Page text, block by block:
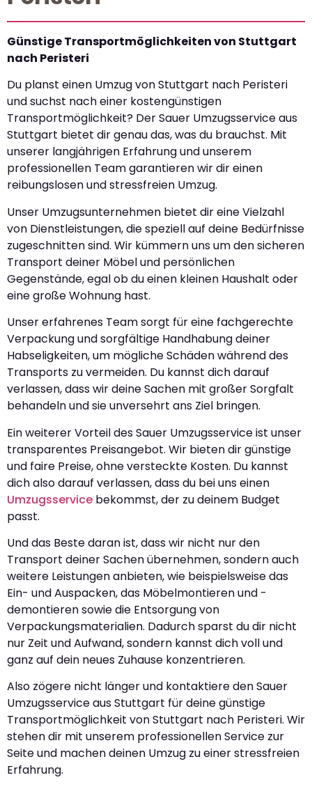
Günstige Transportmöglichkeiten von Stuttgart
nach Peristeri
Du planst einen Umzug von Stuttgart nach Peristeri
und suchst nach einer kostengünstigen
Transportmöglichkeit? Der Sauer Umzugsservice aus
Stuttgart bietet dir genau das, was du brauchst. Mit
unserer langjährigen Erfahrung und unserem
professionellen Team garantieren wir dir einen
reibungslosen und stressfreien Umzug.
Unser Umzugsunternehmen bietet dir eine Vielzahl
von Dienstleistungen, die speziell auf deine Bedürfnisse
zugeschnitten sind. Wir kümmern uns um den sicheren
Transport deiner Möbel und persönlichen
Gegenstände, egal ob du einen kleinen Haushalt oder
eine große Wohnung hast.
Unser erfahrenes Team sorgt für eine fachgerechte
Verpackung und sorgfältige Handhabung deiner
Habseligkeiten, um mögliche Schäden während des
Transports zu vermeiden. Du kannst dich darauf
verlassen, dass wir deine Sachen mit großer Sorgfalt
behandeln und sie unversehrt ans Ziel bringen.
Ein weiterer Vorteil des Sauer Umzugsservice ist unser
transparentes Preisangebot. Wir bieten dir günstige
und faire Preise, ohne versteckte Kosten. Du kannst
dich also darauf verlassen, dass du bei uns einen
Umzugsservice bekommst, der zu deinem Budget
passt.
Und das Beste daran ist, dass wir nicht nur den
Transport deiner Sachen übernehmen, sondern auch
weitere Leistungen anbieten, wie beispielsweise das
Ein- und Auspacken, das Möbelmontieren und -
demontieren sowie die Entsorgung von
Verpackungsmaterialien. Dadurch sparst du dir nicht
nur Zeit und Aufwand, sondern kannst dich voll und
ganz auf dein neues Zuhause konzentrieren.
Also zögere nicht länger und kontaktiere den Sauer
Umzugsservice aus Stuttgart für deine günstige
Transportmöglichkeit von Stuttgart nach Peristeri. Wir
stehen dir mit unserem professionellen Service zur
Seite und machen deinen Umzug zu einer stressfreien
Erfahrung.